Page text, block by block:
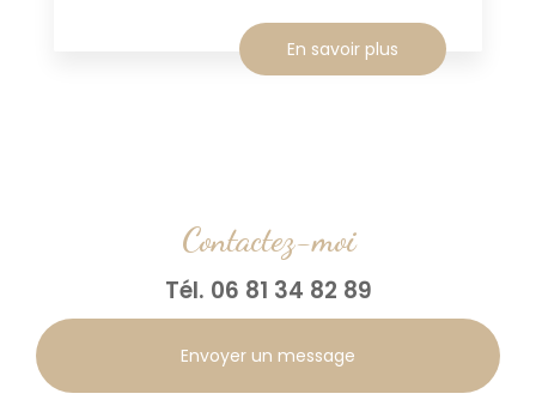
En savoir plus
Contactez-moi
Tél. 06 81 34 82 89
Envoyer un message